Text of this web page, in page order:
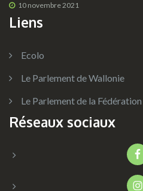
10 novembre 2021
Liens
Ecolo
Le Parlement de Wallonie
Le Parlement de la
Réseaux sociaux